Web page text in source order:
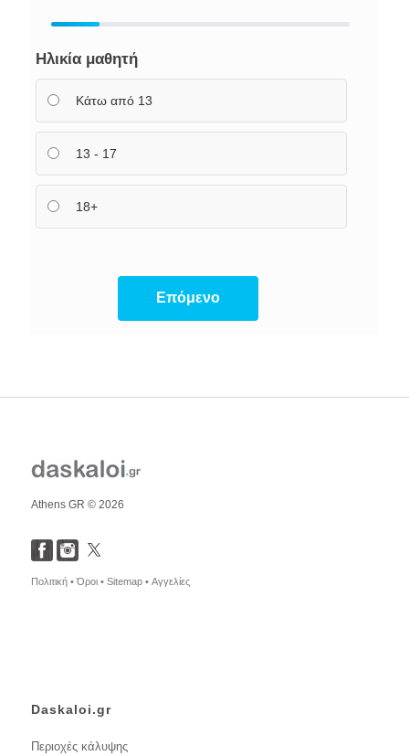
Ηλικία μαθητή
Κάτω από 13
13 - 17
18+
Athens GR © 2026
Πολιτική •Όροι • Sitemap • Αγγελίες
Daskaloi.gr
Περιοχές κάλυψης